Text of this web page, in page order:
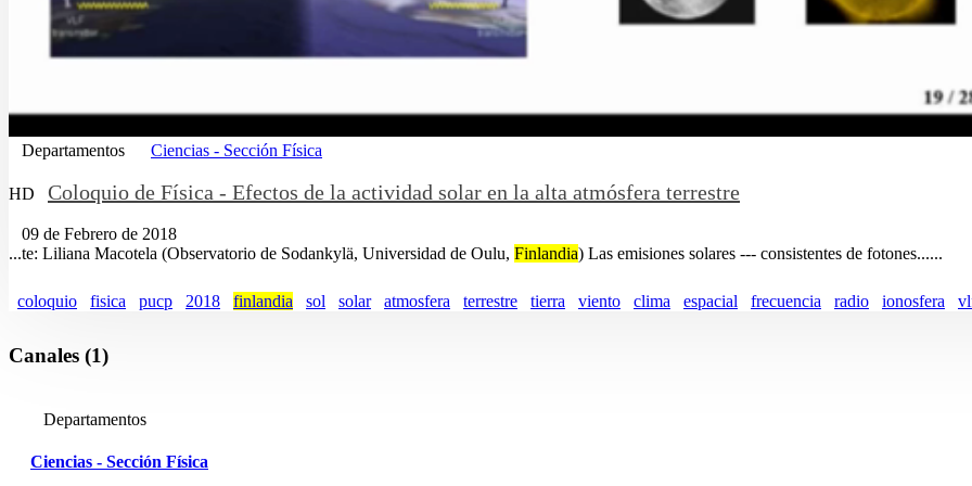
Departamentos Ciencias - Sección Física
HD Coloquio de Física - Efectos de la actividad solar en la alta atmósfera terrestre
09 de Febrero de 2018
...te: Liliana Macotela (Observatorio de Sodankylä, Universidad de Oulu, Finlandia) Las emisiones solares --- consistentes de fotones......
coloquio fisica pucp 2018 finlandia sol solar atmosfera terrestre tierra viento clima espacial frecuencia radio ionosfera
Canales (1)
Departamentos
Ciencias - Sección Física